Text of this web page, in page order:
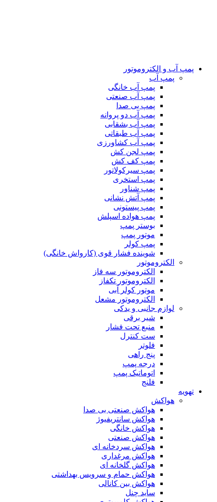
پمپ آب و الکتروموتور
پمپ آب
پمپ آب خانگی
پمپ آب صنعتی
پمپ بی صدا
پمپ آب دو پروانه
پمپ آب بشقابی
پمپ آب طبقاتی
پمپ آب کشاورزی
پمپ لجن کش
پمپ کف کش
پمپ سیرکولاتور
پمپ استخری
پمپ شناور
پمپ آتش نشانی
پمپ پیستونی
پمپ هواده اسپلش
بوستر پمپ
موتور پمپ
پمپ کولر
شوینده فشار قوی (کارواش خانگی)
الکتروموتور
الکتروموتور سه فاز
الکتروموتور تکفاز
موتور کولر آبی
الکتروموتور مشعل
لوازم جانبی و یدکی
شیر برقی
منبع تحت فشار
ست کنترل
فلوتر
پنج راهی
درجه پمپ
اتوماتیک پمپ
فلنج
تهویه
هواکش
هواکش صنعتی بی صدا
هواکش سانتریفیوژ
هواکش خانگی
هواکش صنعتی
هواکش سردخانه ای
هواکش مرغداری
هواکش گلخانه ای
هواکش حمام و سرویس بهداشتی
هواکش بین کانالی
ساید چنل